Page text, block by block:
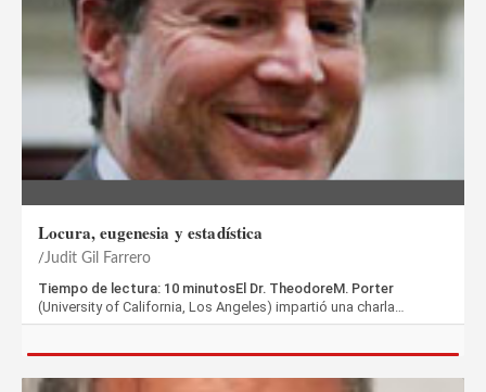
Locura, eugenesia y estadística
Judit Gil Farrero
Tiempo de lectura: 10 minutosEl Dr. TheodoreM. Porter
(University of California, Los Angeles) impartió una charla…